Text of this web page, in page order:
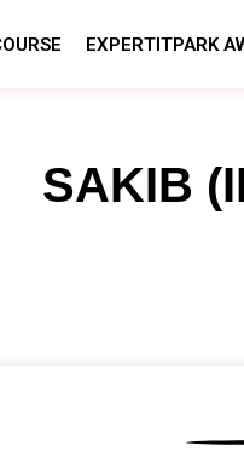
EXPERTITPARK
SAKIB